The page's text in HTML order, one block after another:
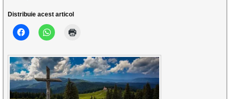
Distribuie acest articol